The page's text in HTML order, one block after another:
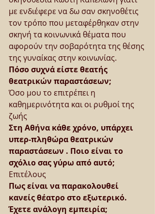
με ενδιέφερε να δω σαν σκηνοθέτις
τον τρόπο που μεταφέρθηκαν στην
σκηνή τα κοινωνικά θέματα που
αφορούν την σοβαρότητα της θέσης
της γυναίκας στην κοινωνίας.
Πόσο συχνά είστε θεατής
θεατρικών παραστάσεων;
Όσο μου το επιτρέπει η
καθημερινότητα και οι ρυθμοί της
ζωής
Στη Αθήνα κάθε χρόνο, υπάρχει
υπερ-πληθώρα θεατρικών
παραστάσεων . Ποιο είναι το
σχόλιο σας γύρω από αυτό;
Επιτέλους
Πως είναι να παρακολουθεί
κανείς θέατρο στο εξωτερικό.
Έχετε ανάλογη εμπειρία;